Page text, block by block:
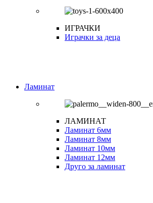
ИГРАЧКИ
Играчки за деца
Ламинат
ЛАМИНАТ
Ламинат 6мм
Ламинат 8мм
Ламинат 10мм
Ламинат 12мм
Друго за ламинат